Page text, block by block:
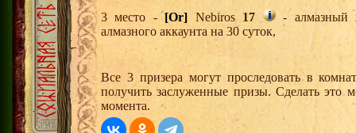
3 место -[Or] Nebiros 17
- алмазный
алмазного аккаунта на 30 суток,
Все 3 призера могут проследовать в
получить заслуженные призы. Сделать это
момента.